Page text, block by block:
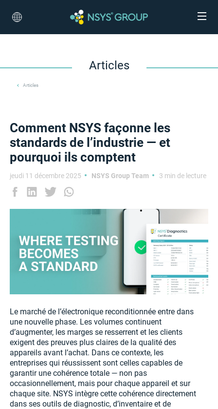
Articles
Articles
Comment NSYS façonne les
standards de l’industrie — et
pourquoi ils comptent
jeudi 11 décembre 2025 NSYS Group Team 3 min de lecture
Le marché de l’électronique reconditionnée entre dans
une nouvelle phase. Les volumes continuent
d’augmenter, les marges se resserrent et les clients
exigent des preuves plus claires de la qualité des
appareils avant l’achat. Dans ce contexte, les
entreprises qui réussissent sont celles capables de
garantir une cohérence totale — non pas
occasionnellement, mais pour chaque appareil et sur
chaque site. NSYS intègre cette cohérence directement
dans ses outils de diagnostic, d’inventaire et de